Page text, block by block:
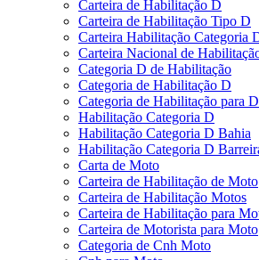
Carteira de Habilitação D
Carteira de Habilitação Tipo D
Carteira Habilitação Categoria
Carteira Nacional de
Categoria D de Habilitação
Categoria de Habilitação D
Categoria de Habilitação para
Habilitação Categoria D
Habilitação Categoria D Bahia
Habilitação Categoria D
Carta de Moto
Carteira de Habilitação de Moto
Carteira de Habilitação Motos
Carteira de Habilitação para
Carteira de Motorista para Moto
Categoria de Cnh Moto